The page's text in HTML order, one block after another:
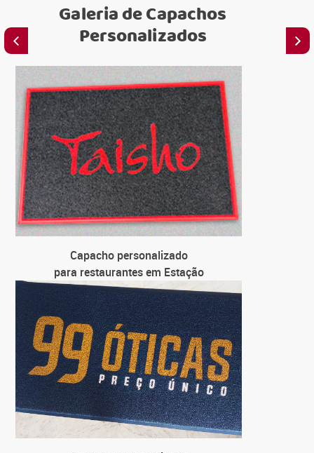
Galeria deCapachos
Personalizados
Capacho personalizado
para restaurantes em Estação